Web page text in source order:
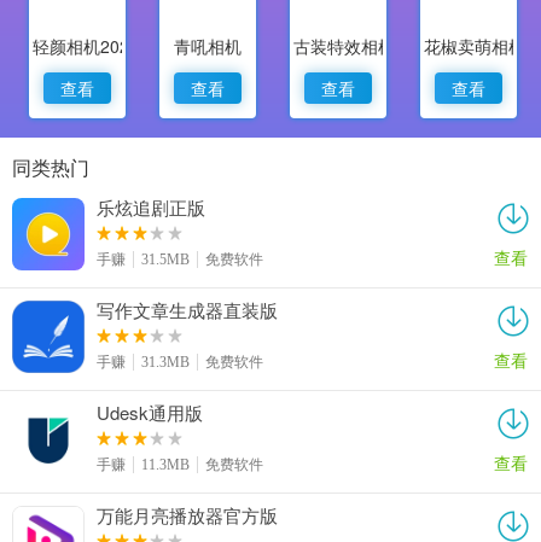
轻颜相机2022最新版
查看
青吼相机
查看
古装特效相机
查看
花椒卖萌相机
查看
同类热门
乐炫追剧正版
手赚 31.5MB 免费软件 查看
写作文章生成器直装版
手赚 31.3MB 免费软件 查看
Udesk通用版
手赚 11.3MB 免费软件 查看
万能月亮播放器官方版